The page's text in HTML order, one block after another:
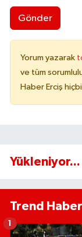
Gönder
Yorum yazarak
ve tüm
Haber Erciş
Yükleniyor...
Trend
1